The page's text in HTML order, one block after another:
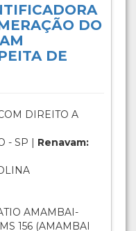
DO
DE
DIREITO A
- SP | Renavam:
AMAMBAI-
156 (AMAMBAI